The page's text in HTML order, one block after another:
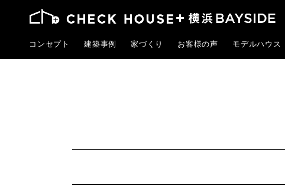
コンセプト 建築事例 家づくり お客様の声 モデルハウス